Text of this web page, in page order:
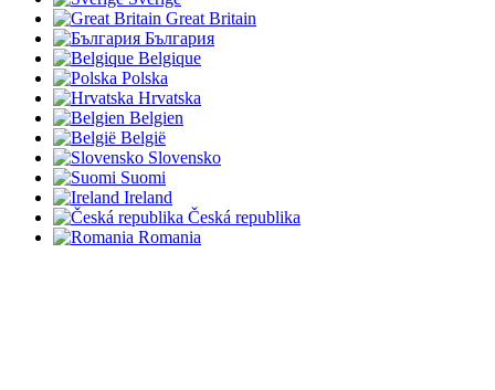
Great Britain
България
Belgique
Polska
Hrvatska
Belgien
België
Slovensko
Suomi
Ireland
Česká republika
Romania